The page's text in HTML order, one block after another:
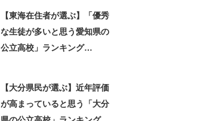
【東海在住者が選ぶ】「優秀
な生徒が多いと思う愛知県の
公立高校」ランキング
【大分県民が選ぶ】近年評価
が高まっていると思う「大分